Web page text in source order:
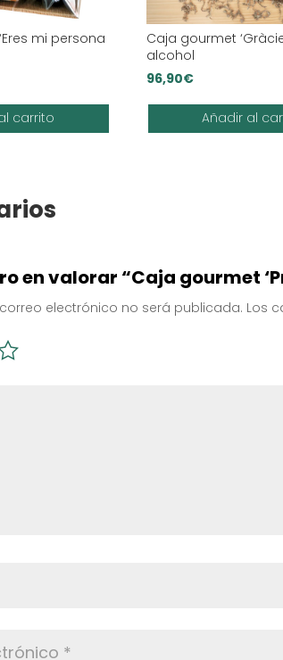
mi persona
carrito
Caja gourmet
alcohol
96,90€
Añadir al
en valorar “Caja gourmet
electrónico no será publicada. Los